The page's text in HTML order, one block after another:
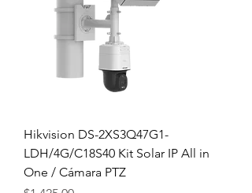
Hikvision DS-2XS3Q47G1-
LDH/4G/C18S40 Kit Solar IP All in
One / Cámara PTZ